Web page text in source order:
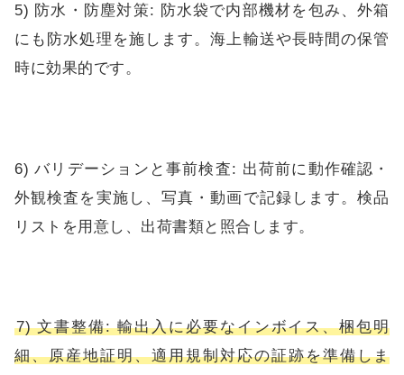
5) 防水・防塵対策: 防水袋で内部機材を包み、外箱
にも防水処理を施します。海上輸送や長時間の保管
時に効果的です。
6) バリデーションと事前検査: 出荷前に動作確認・
外観検査を実施し、写真・動画で記録します。検品
リストを用意し、出荷書類と照合します。
7) 文書整備: 輸出入に必要なインボイス、梱包明
細、原産地証明、適用規制対応の証跡を準備しま